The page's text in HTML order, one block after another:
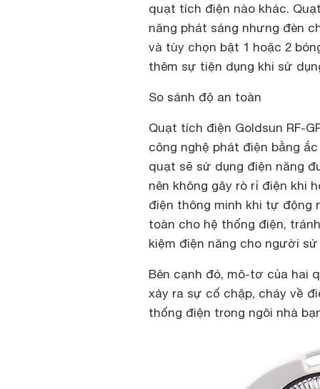
quạt tích điện nào khác.
năng phát sáng nhưng đèn
và tùy chọn bật 1 hoặc 2
thêm sự tiện dụng khi sử
So sánh độ an toàn
Quạt tích điện Goldsun RF-
công nghệ phát điện bằng
quạt sẽ sử dụng điện năng
nên không gây rò rỉ điện khi
điện thông minh khi tự động
toàn cho hệ thống điện,
kiệm điện năng cho người
Bên cạnh đó, mô-tơ của hai
xảy ra sự cố chập, cháy về
thống điện trong ngôi nhà